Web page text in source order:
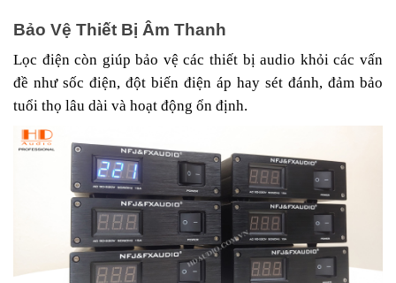
Bảo Vệ Thiết Bị Âm Thanh
Lọc điện còn giúp bảo vệ các thiết bị audio khỏi các vấn
đề như sốc điện, đột biến điện áp hay sét đánh, đảm bảo
tuổi thọ lâu dài và hoạt động ổn định.